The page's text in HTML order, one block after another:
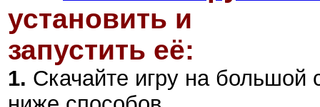
установить и
запустить её:
1. Скачайте игру на большой